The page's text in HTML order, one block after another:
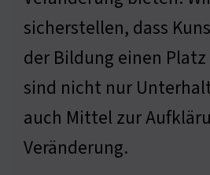
sicherstellen, dass
der Bildung einen
sind nicht nur
auch Mittel zur
Veränderung.